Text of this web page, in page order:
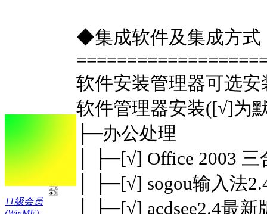
11级会员
◆集成软件及集成方式
软件安装管理器可选
软件管理器安装([√]为
├─办公处理
│ ├─[√] Office 2003 三
│ ├─[√] sogou输入法
│ ├─[√] acdsee2.4最新